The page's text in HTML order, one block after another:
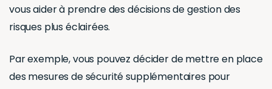
vous aider à prendre des décisions de gestion des
risques plus éclairées.
Par exemple, vous pouvez décider de mettre en place
des mesures de sécurité supplémentaires pour